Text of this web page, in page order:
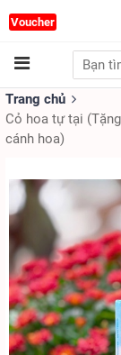
Voucher
Trang chủ
Cỏ hoa tự tại
cánh hoa)